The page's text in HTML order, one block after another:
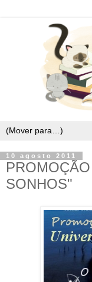
10 agosto 2011
SONHOS"